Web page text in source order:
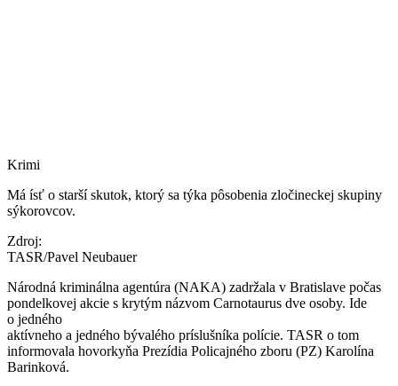
Krimi
Má ísť o starší skutok, ktorý sa týka pôsobenia zločineckej skupiny
sýkorovcov.
Zdroj:
TASR/Pavel Neubauer
Národná kriminálna agentúra (NAKA) zadržala v Bratislave počas
pondelkovej akcie s krytým názvom Carnotaurus dve osoby. Ide
o jedného
aktívneho a jedného bývalého príslušníka polície. TASR o tom
informovala hovorkyňa Prezídia Policajného zboru (PZ) Karolína
Barinková.